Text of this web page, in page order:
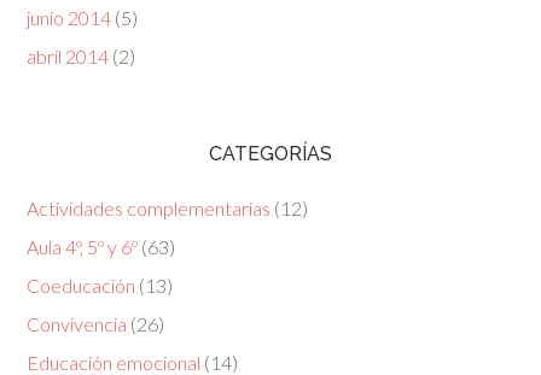
junio 2014 (5)
abril 2014 (2)
CATEGORÍAS
Actividades complementarias (12)
Aula 4º, 5º y 6º (63)
Coeducación (13)
Convivencia (26)
Educación emocional (14)